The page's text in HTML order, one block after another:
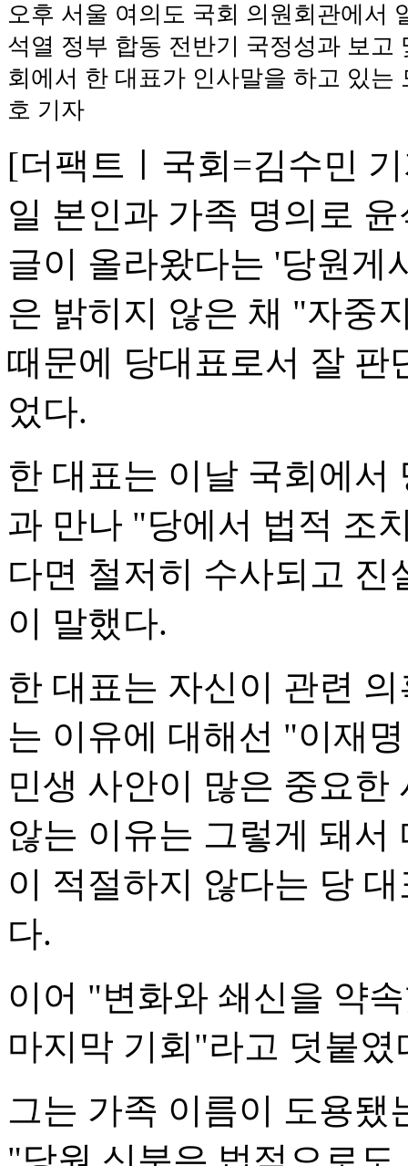
오후 서울 여의도 국회 의원회관에서
석열 정부 합동 전반기 국정성과 보고
회에서 한 대표가 인사말을 하고 있는
호 기자
[더팩트ㅣ국회=김수민
일 본인과 가족 명의로
글이 올라왔다는 '당원게
은 밝히지 않은 채 "자중
때문에 당대표로서 잘 판
었다.
한 대표는 이날 국회에서
과 만나 "당에서 법적 조
다면 철저히 수사되고
이 말했다.
한 대표는 자신이 관련
는 이유에 대해선 "이재
민생 사안이 많은 중요
않는 이유는 그렇게 돼서
이 적절하지 않다는 당
다.
이어 "변화와 쇄신을 약
마지막 기회"라고 덧붙였
그는 가족 이름이 도용됐